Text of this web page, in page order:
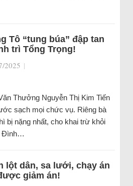
Tô “tung búa” đập tan
trì Tổng Trọng!
2025 |
Thưởng Nguyễn Thị Kim Tiến
sạch mọi chức vụ. Riêng bà
bị nặng nhất, cho khai trừ khỏi
Đình…
lột dân, sa lưới, chạy án
giảm án!